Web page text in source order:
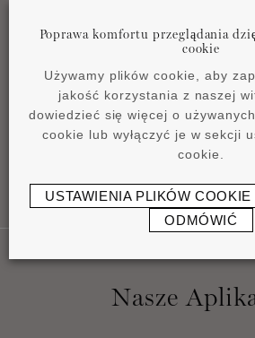
Product overview
pdf 4,2 MB
Nasze
Poprawa komfortu przeglądania
cookie
Używamy plików cookie, aby
jakość korzystania z naszej
dowiedzieć się więcej o
cookie lub wyłączyć je w sekcji
cookie.
USTAWIENIA PLIKÓW COOKIE
ODMÓWIĆ